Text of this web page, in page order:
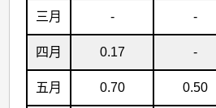
三月 - -
四月 0.17 -
五月 0.70 0.50